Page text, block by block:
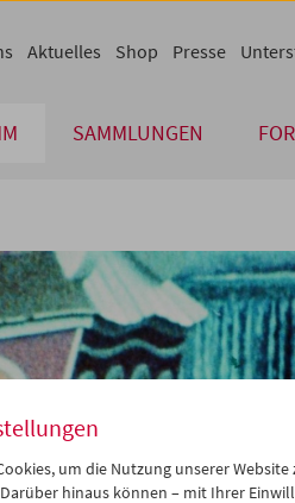
SAMMLUNGEN
Aktuelles Shop Presse
um die Nutzung unserer
hinaus können – mit Ihrer